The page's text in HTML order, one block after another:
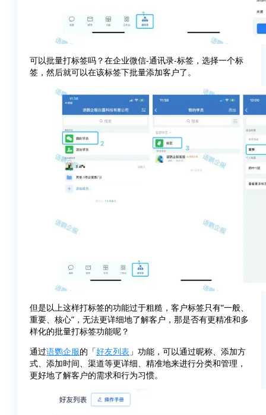
可以批量打标签吗？在企业微信-通讯录-标签，选择一个标
签，然后就可以在该标签下批量添加客户了。
但是以上这样打标签的功能过于粗糙，客户标签只有“一般、
重要、核心”，无法更详细地了解客户，那是否有更精准和多
样化的批量打标签功能呢？
通过语鹦企服的「好友列表 」功能，可以通过昵称、添加方
式、添加时间、渠道等更详细、精准地来进行分类和管理，
更好地了解客户的需求和行为习惯。